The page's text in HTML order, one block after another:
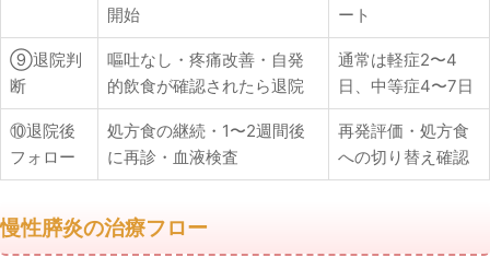
開始
ート
⑨退院判
断
嘔吐なし・疼痛改善・自発
的飲食が確認されたら退院
通常は軽症2〜4
日、中等症4〜7日
⑩退院後
フォロー
処方食の継続・1〜2週間後
に再診・血液検査
再発評価・処方食
への切り替え確認
慢性膵炎の治療フロー